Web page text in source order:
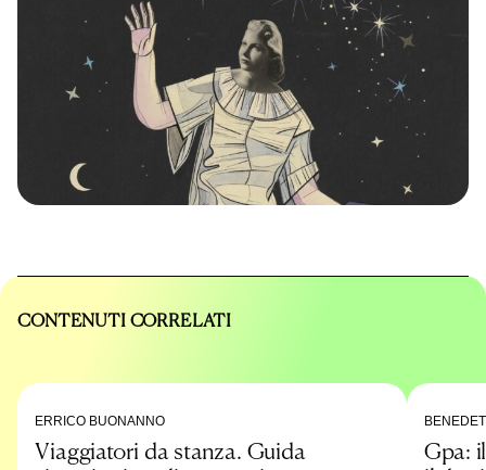
CONTENUTI CORRELATI
ERRICO BUONANNO
Viaggiatori da stanza. Guida
Gpa: